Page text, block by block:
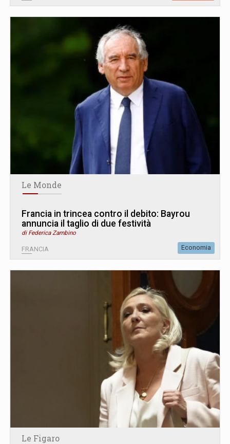
Le Monde
Francia in trincea contro il debito: Bayrou
annuncia il taglio di due festività
di Federica Zambino
FRANCIA Economia
Le Figaro